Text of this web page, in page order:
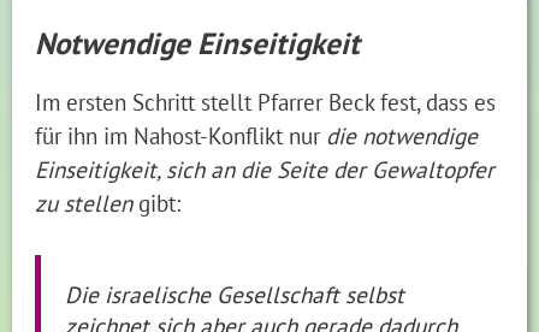
Notwendige Einseitigkeit
Im ersten Schritt stellt Pfarrer Beck fest, dass es
für ihn im Nahost-Konflikt nur die notwendige
Einseitigkeit, sich an die Seite der Gewaltopfer
zu stellen gibt:
Die israelische Gesellschaft selbst
zeichnet sich aber auch gerade dadurch